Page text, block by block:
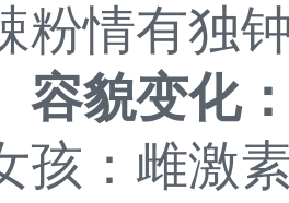
粉情有独
容貌变化
：雌激素